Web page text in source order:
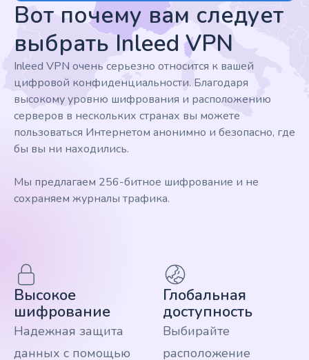
Вот почему вам следует
выбрать Inleed VPN
Inleed VPN очень серьезно относится к вашей
цифровой конфиденциальности. Благодаря
высокому уровню шифрования и расположению
серверов в нескольких странах вы можете
пользоваться Интернетом анонимно и безопасно, где
бы вы ни находились.
Мы предлагаем 256-битное шифрование и не
сохраняем журналы трафика.
Высокое
шифрование
Надежная защита
данных с помощью
Глобальная
доступность
Выбирайте
расположение